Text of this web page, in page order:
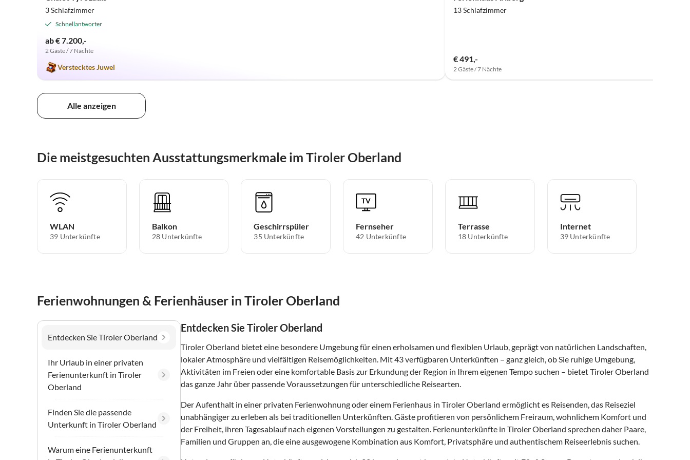
3 Schlafzimmer
Schnellantworter
ab € 7.200,-
2 Gäste / 7 Nächte
Verstecktes Juwel
13 Schlafzimmer
€ 491,-
2 Gäste / 7 Nächte
Alle anzeigen
Die meistgesuchten Ausstattungsmerkmale im Tiroler Oberland
WLAN
39 Unterkünfte
Balkon
28 Unterkünfte
Geschirrspüler
35 Unterkünfte
Fernseher
42 Unterkünfte
Terrasse
18 Unterkünfte
Internet
39 Unterkünfte
Ferienwohnungen & Ferienhäuser in Tiroler Oberland
Entdecken Sie Tiroler Oberland
Ihr Urlaub in einer privaten
Ferienunterkunft in Tiroler
Oberland
Finden Sie die passende
Unterkunft in Tiroler Oberland
Warum eine Ferienunterkunft
Entdecken Sie Tiroler Oberland
Tiroler Oberland bietet eine besondere Umgebung für einen erholsamen und flexiblen Urlaub, geprägt von natürlichen Landschaften,
lokaler Atmosphäre und vielfältigen Reisemöglichkeiten. Mit 43 verfügbaren Unterkünften – ganz gleich, ob Sie ruhige Umgebung,
Aktivitäten im Freien oder eine komfortable Basis zur Erkundung der Region in Ihrem eigenen Tempo suchen – bietet Tiroler Oberland
das ganze Jahr über passende Voraussetzungen für unterschiedliche Reisearten.
Der Aufenthalt in einer privaten Ferienwohnung oder einem Ferienhaus in Tiroler Oberland ermöglicht es Reisenden, das Reiseziel
unabhängiger zu erleben als bei traditionellen Unterkünften. Gäste profitieren von persönlichem Freiraum, wohnlichem Komfort und
der Freiheit, ihren Tagesablauf nach eigenen Vorstellungen zu gestalten. Ferienunterkünfte in Tiroler Oberland sprechen daher Paare,
Familien und Gruppen an, die eine ausgewogene Kombination aus Komfort, Privatsphäre und authentischem Reiseerlebnis suchen.